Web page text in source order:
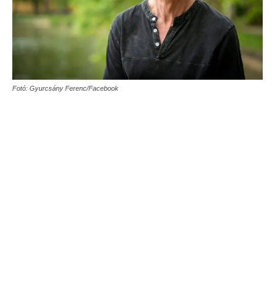
Fotó: Gyurcsány Ferenc/Facebook